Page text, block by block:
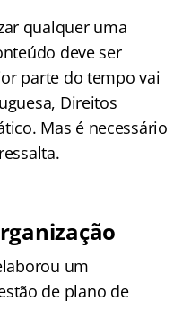
qualquer uma
deve ser
parte do tempo vai
Direitos
Mas é necessário
um
de plano de